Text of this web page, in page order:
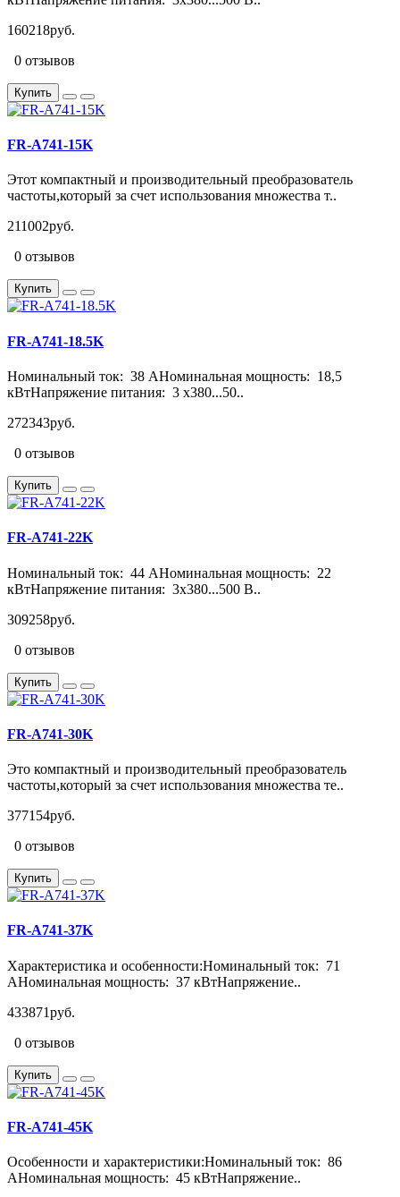
160218руб.
0 отзывов
Купить
FR-A741-15K
Этот компактный и производительный преобразователь
частоты,который за счет использования множества т..
211002руб.
0 отзывов
Купить
FR-A741-18.5K
Номинальный ток: 38 АНоминальная мощность: 18,5
кВтНапряжение питания: 3 х380...50..
272343руб.
0 отзывов
Купить
FR-A741-22K
Номинальный ток: 44 АНоминальная мощность: 22
кВтНапряжение питания: 3х380...500 В..
309258руб.
0 отзывов
Купить
FR-A741-30K
Это компактный и производительный преобразователь
частоты,который за счет использования множества те..
377154руб.
0 отзывов
Купить
FR-A741-37K
Характеристика и особенности:Номинальный ток: 71
АНоминальная мощность: 37 кВтНапряжение..
433871руб.
0 отзывов
Купить
FR-A741-45K
Особенности и характеристики:Номинальный ток: 86
АНоминальная мощность: 45 кВтНапряжение..